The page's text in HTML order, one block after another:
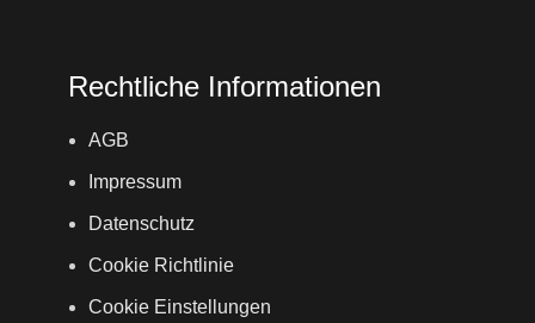
Rechtliche Informationen
AGB
Impressum
Datenschutz
Cookie Richtlinie
Cookie Einstellungen